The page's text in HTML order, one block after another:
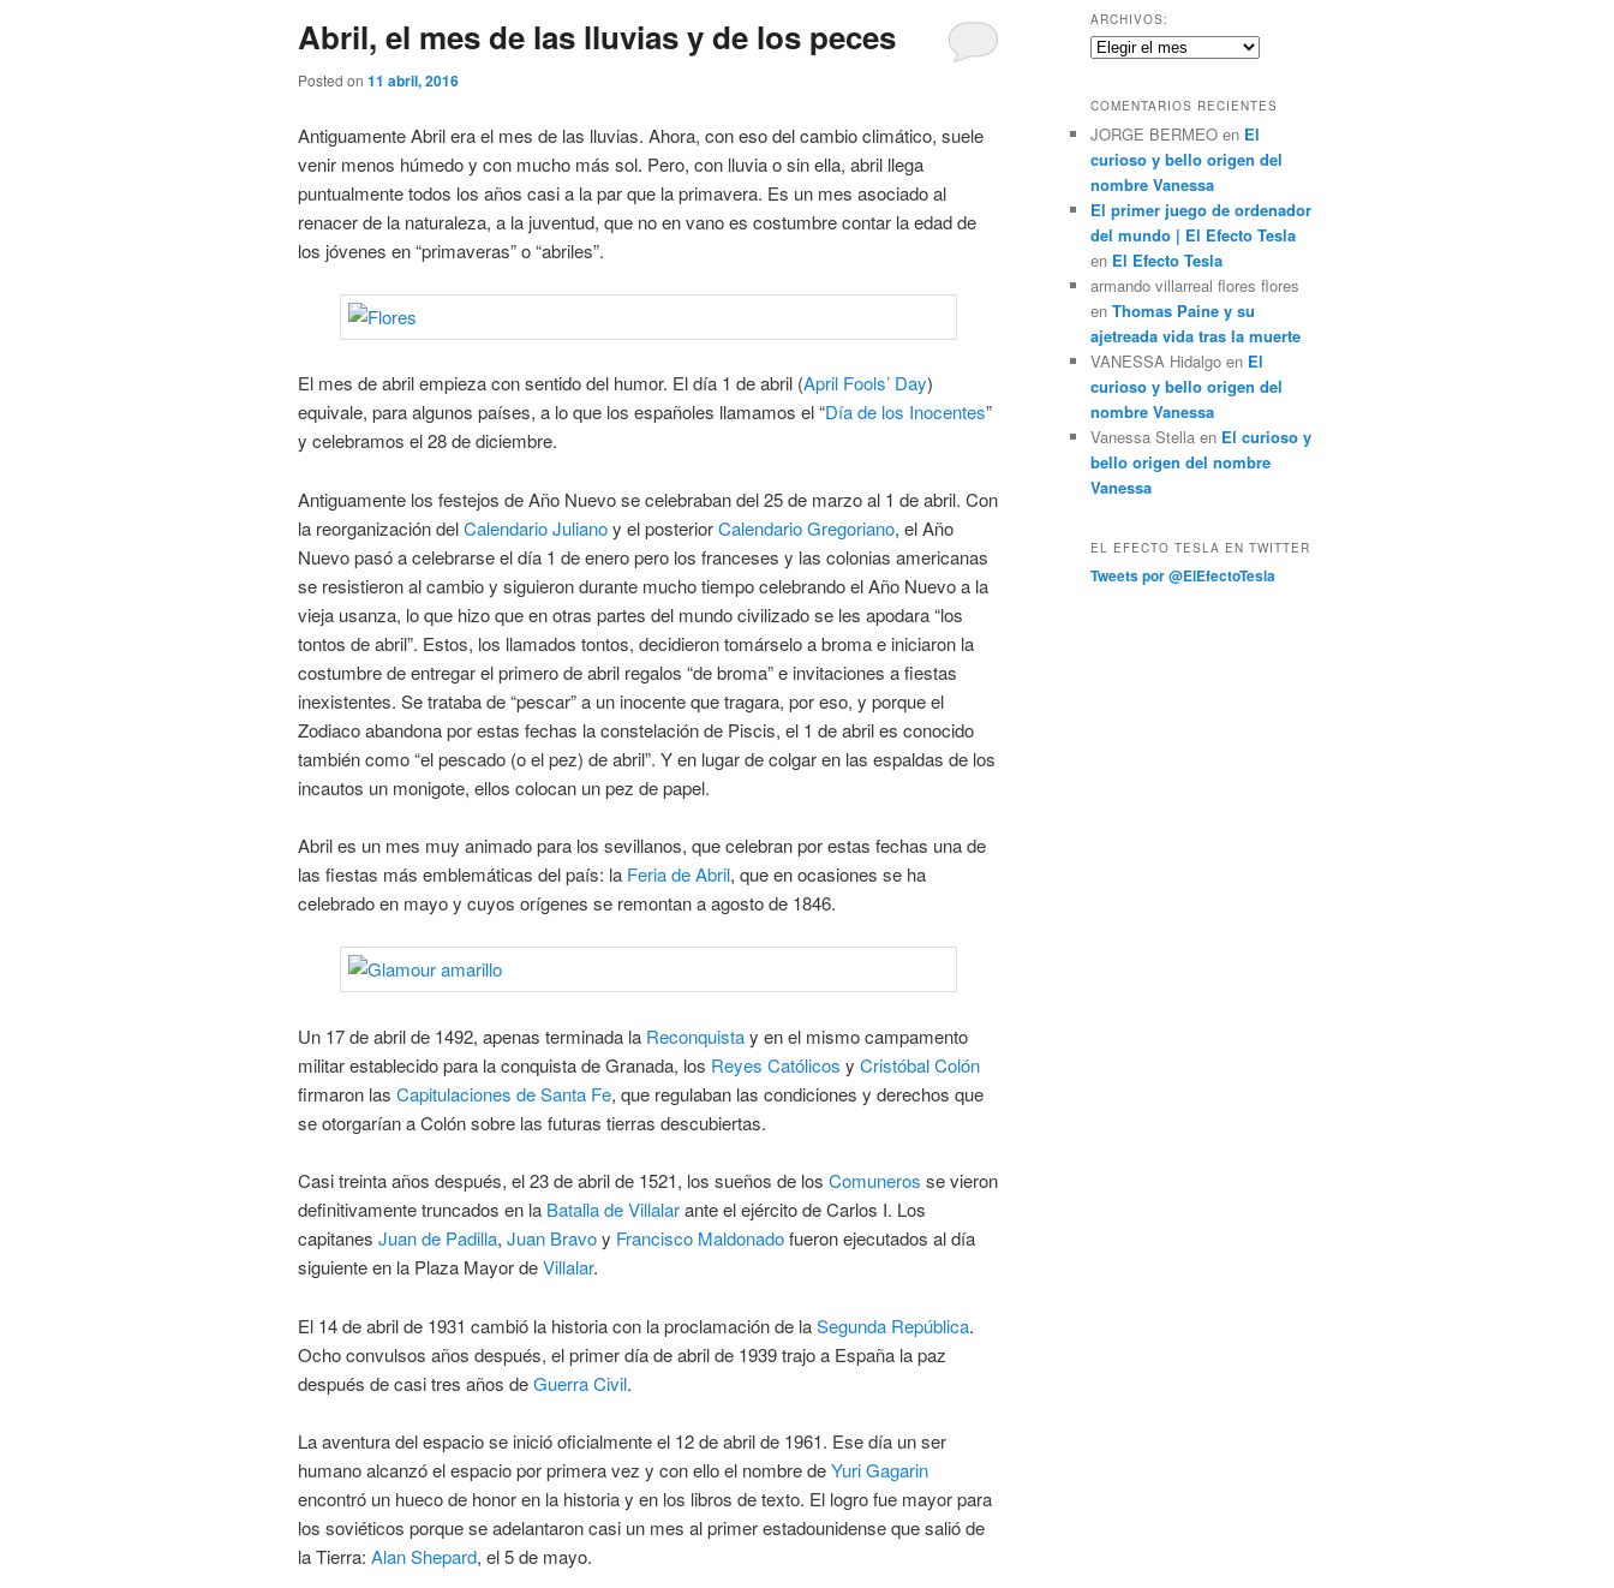
Abril, el mes de las lluvias y de los peces
Posted on 11 abril, 2016
Antiguamente Abril era el mes de las lluvias. Ahora, con eso del cambio climático, suele
venir menos húmedo y con mucho más sol. Pero, con lluvia o sin ella, abril llega
puntualmente todos los años casi a la par que la primavera. Es un mes asociado al
renacer de la naturaleza, a la juventud, que no en vano es costumbre contar la edad de
los jóvenes en “primaveras” o “abriles”.
El mes de abril empieza con sentido del humor. El día 1 de abril (April Fools’ Day)
equivale, para algunos países, a lo que los españoles llamamos el “Día de los Inocentes”
y celebramos el 28 de diciembre.
Antiguamente los festejos de Año Nuevo se celebraban del 25 de marzo al 1 de abril. Con
la reorganización delCalendario Julianoy el posteriorCalendario Gregoriano, el Año
Nuevo pasó a celebrarse el día 1 de enero pero los franceses y las colonias americanas
se resistieron al cambio y siguieron durante mucho tiempo celebrando el Año Nuevo a la
vieja usanza, lo que hizo que en otras partes del mundo civilizado se les apodara “los
tontos de abril”. Estos, los llamados tontos, decidieron tomárselo a broma e iniciaron la
costumbre de entregar el primero de abril regalos “de broma” e invitaciones a fiestas
inexistentes. Se trataba de “pescar” a un inocente que tragara, por eso, y porque el
Zodiaco abandona por estas fechas la constelación de Piscis, el 1 de abril es conocido
también como “el pescado (o el pez) de abril”. Y en lugar de colgar en las espaldas de los
incautos un monigote, ellos colocan un pez de papel.
Abril es un mes muy animado para los sevillanos, que celebran por estas fechas una de
las fiestas más emblemáticas del país: la Feria de Abril, que en ocasiones se ha
celebrado en mayo y cuyos orígenes se remontan a agosto de 1846.
Un 17 de abril de 1492, apenas terminada la Reconquistay en el mismo campamento
militar establecido para la conquista de Granada, los Reyes Católicos y Cristóbal Colón
firmaron las Capitulaciones de Santa Fe, que regulaban las condiciones y derechos que
se otorgarían a Colón sobre las futuras tierras descubiertas.
Casi treinta años después, el 23 de abril de 1521, los sueños de los Comuneros se vieron
definitivamente truncados en la Batalla de Villalarante el ejército de Carlos I. Los
capitanes Juan de Padilla, Juan Bravoy Francisco Maldonadofueron ejecutados al día
siguiente en la Plaza Mayor deVillalar.
El 14 de abril de 1931 cambió la historia con la proclamación de laSegunda República.
Ocho convulsos años después, el primer día de abril de 1939 trajo a España la paz
después de casi tres años deGuerra Civil.
La aventura del espacio se inició oficialmente el 12 de abril de 1961. Ese día un ser
humano alcanzó el espacio por primera vez y con ello el nombre deYuri Gagarin
encontró un hueco de honor en la historia y en los libros de texto. El logro fue mayor para
los soviéticos porque se adelantaron casi un mes al primer estadounidense que salió de
la Tierra: Alan Shepard, el 5 de mayo.
c
a
r
ARCHIVOS:
Archivos:
COMENTARIOS RECIENTES
JORGE BERMEO en El
curioso y bello origen del
nombre Vanessa
El primer juego de ordenador
del mundo | El Efecto Tesla
en El Efecto Tesla
armando villarreal flores flores
en Thomas Paine y su
ajetreada vida tras la muerte
VANESSA Hidalgo en El
curioso y bello origen del
nombre Vanessa
Vanessa Stella en El curioso y
bello origen del nombre
Vanessa
EL EFECTO TESLA EN TWITTER
Tweets por @ElEfectoTesla